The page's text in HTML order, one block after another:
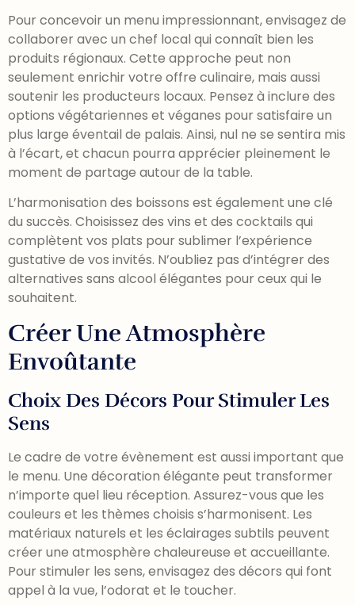
Pour concevoir un menu impressionnant, envisagez de
collaborer avec un chef local qui connaît bien les
produits régionaux. Cette approche peut non
seulement enrichir votre offre culinaire, mais aussi
soutenir les producteurs locaux. Pensez à inclure des
options végétariennes et véganes pour satisfaire un
plus large éventail de palais. Ainsi, nul ne se sentira mis
à l’écart, et chacun pourra apprécier pleinement le
moment de partage autour de la table.
L’harmonisation des boissons est également une clé
du succès. Choisissez des vins et des cocktails qui
complètent vos plats pour sublimer l’expérience
gustative de vos invités. N’oubliez pas d’intégrer des
alternatives sans alcool élégantes pour ceux qui le
souhaitent.
Créer Une Atmosphère
Envoûtante
Choix Des Décors Pour Stimuler Les
Sens
Le cadre de votre évènement est aussi important que
le menu. Une décoration élégante peut transformer
n’importe quel lieu réception. Assurez-vous que les
couleurs et les thèmes choisis s’harmonisent. Les
matériaux naturels et les éclairages subtils peuvent
créer une atmosphère chaleureuse et accueillante.
Pour stimuler les sens, envisagez des décors qui font
appel à la vue, l’odorat et le toucher.